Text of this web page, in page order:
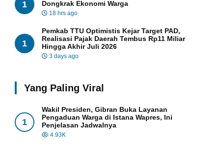
1
Dongkrak Ekonomi Warga
18 hrs ago
1
Pemkab TTU Optimistis Kejar Target PAD,
Realisasi Pajak Daerah Tembus Rp11 Miliar
Hingga Akhir Juli 2026
3 days ago
Yang Paling Viral
1
Wakil Presiden, Gibran Buka Layanan
Pengaduan Warga di Istana Wapres, Ini
Penjelasan Jadwalnya
4.93K